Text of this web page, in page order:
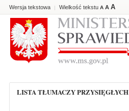
Wersja tekstowa | Wielkość tekstu A A A
LISTA TŁUMACZY PRZYSIĘGŁYCH